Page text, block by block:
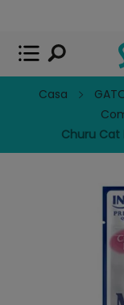
Casa
Churu Cat
APP